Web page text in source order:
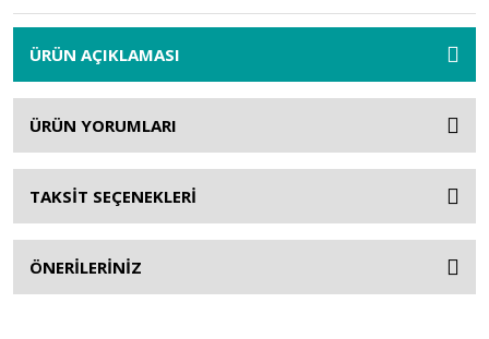
ÜRÜN AÇIKLAMASI
ÜRÜN YORUMLARI
TAKSİT SEÇENEKLERİ
ÖNERİLERİNİZ